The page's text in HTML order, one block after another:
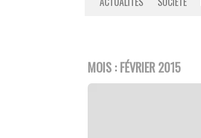
MOIS : FÉVRIER 2015